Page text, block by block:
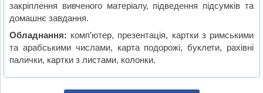
закріплення вивченого матеріалу, підведення підсумків та
домашнє завдання.
Обладнання: комп’ютер, презентація, картки з римськими
та арабськими числами, карта подорожі, буклети, рахівні
палички, картки з листами, колонки.